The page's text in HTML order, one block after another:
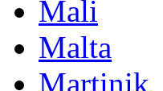
Mali
Malta
Martinik